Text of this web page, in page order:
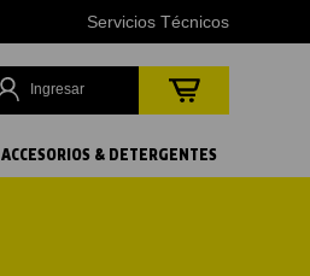
Servicios Técnicos
Ingresar
ACCESORIOS & DETERGENTES